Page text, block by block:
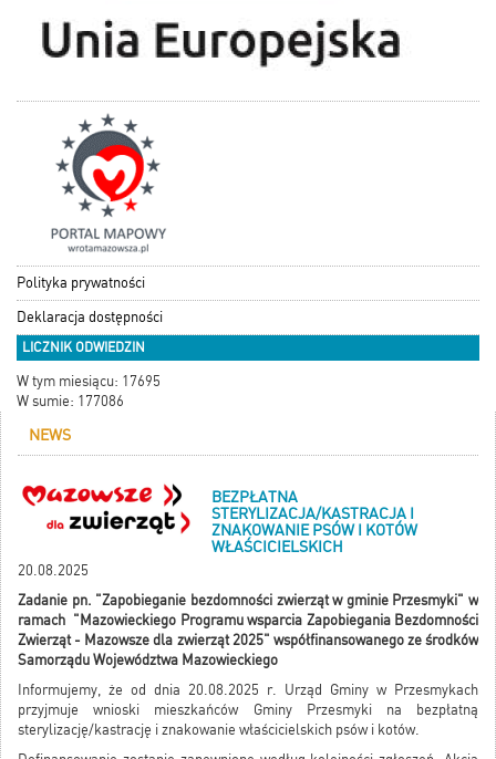
Polityka prywatności
Deklaracja dostępności
LICZNIK ODWIEDZIN
W tym miesiącu: 17695
W sumie: 177086
NEWS
BEZPŁATNA
STERYLIZACJA/KASTRACJA I
ZNAKOWANIE PSÓW I KOTÓW
WŁAŚCICIELSKICH
20.08.2025
Zadanie pn. "Zapobieganie bezdomności zwierząt w gminie Przesmyki" w
ramach "Mazowieckiego Programu wsparcia Zapobiegania Bezdomności
Zwierząt - Mazowsze dla zwierząt 2025" współfinansowanego ze środków
Samorządu Województwa Mazowieckiego
Informujemy, że od dnia 20.08.2025 r. Urząd Gminy w Przesmykach
przyjmuje wnioski mieszkańców Gminy Przesmyki na bezpłatną
sterylizację/kastrację i znakowanie właścicielskich psów i kotów.